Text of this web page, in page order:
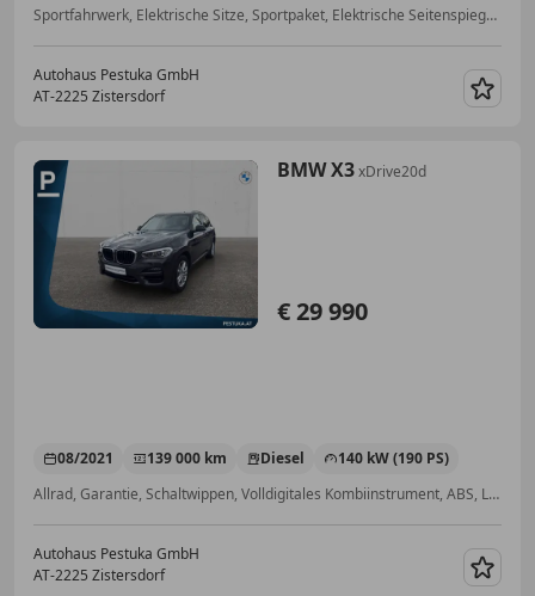
Sportfahrwerk, Elektrische Sitze, Sportpaket, Elektrische Seitenspiegel, Alarmanlage, Sportsitze, Beheizbares Lenkrad, ABS
Autohaus Pestuka GmbH
AT-2225 Zistersdorf
BMW X3xDrive20d
€ 29 990
08/2021 139 000 km Diesel
140 kW (190 PS)
Allrad, Garantie, Schaltwippen, Volldigitales Kombiinstrument, ABS, LED-Scheinwerfer, Alarmanlage, Seitenairbag
Autohaus Pestuka GmbH
AT-2225 Zistersdorf